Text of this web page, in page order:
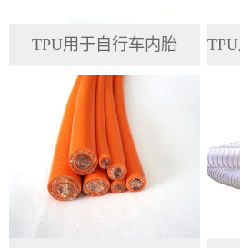
TPU用于自行车内胎